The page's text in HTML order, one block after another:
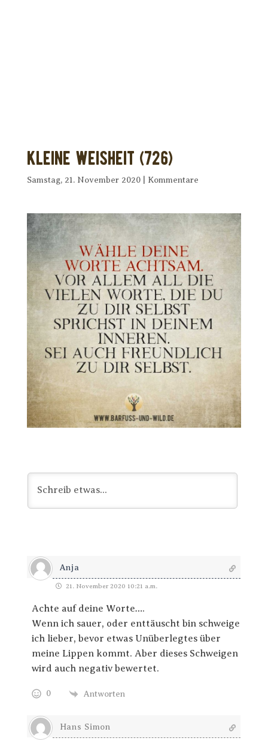
Kleine Weisheit (726)
Samstag, 21. November 2020| Kommentare
Anja
21. November 2020 10:21 a.m.
Achte auf deine Worte….
Wenn ich sauer, oder enttäuscht bin schweige
ich lieber, bevor etwas Unüberlegtes über
meine Lippen kommt. Aber dieses Schweigen
wird auch negativ bewertet.
0 Antworten
Hans Simon